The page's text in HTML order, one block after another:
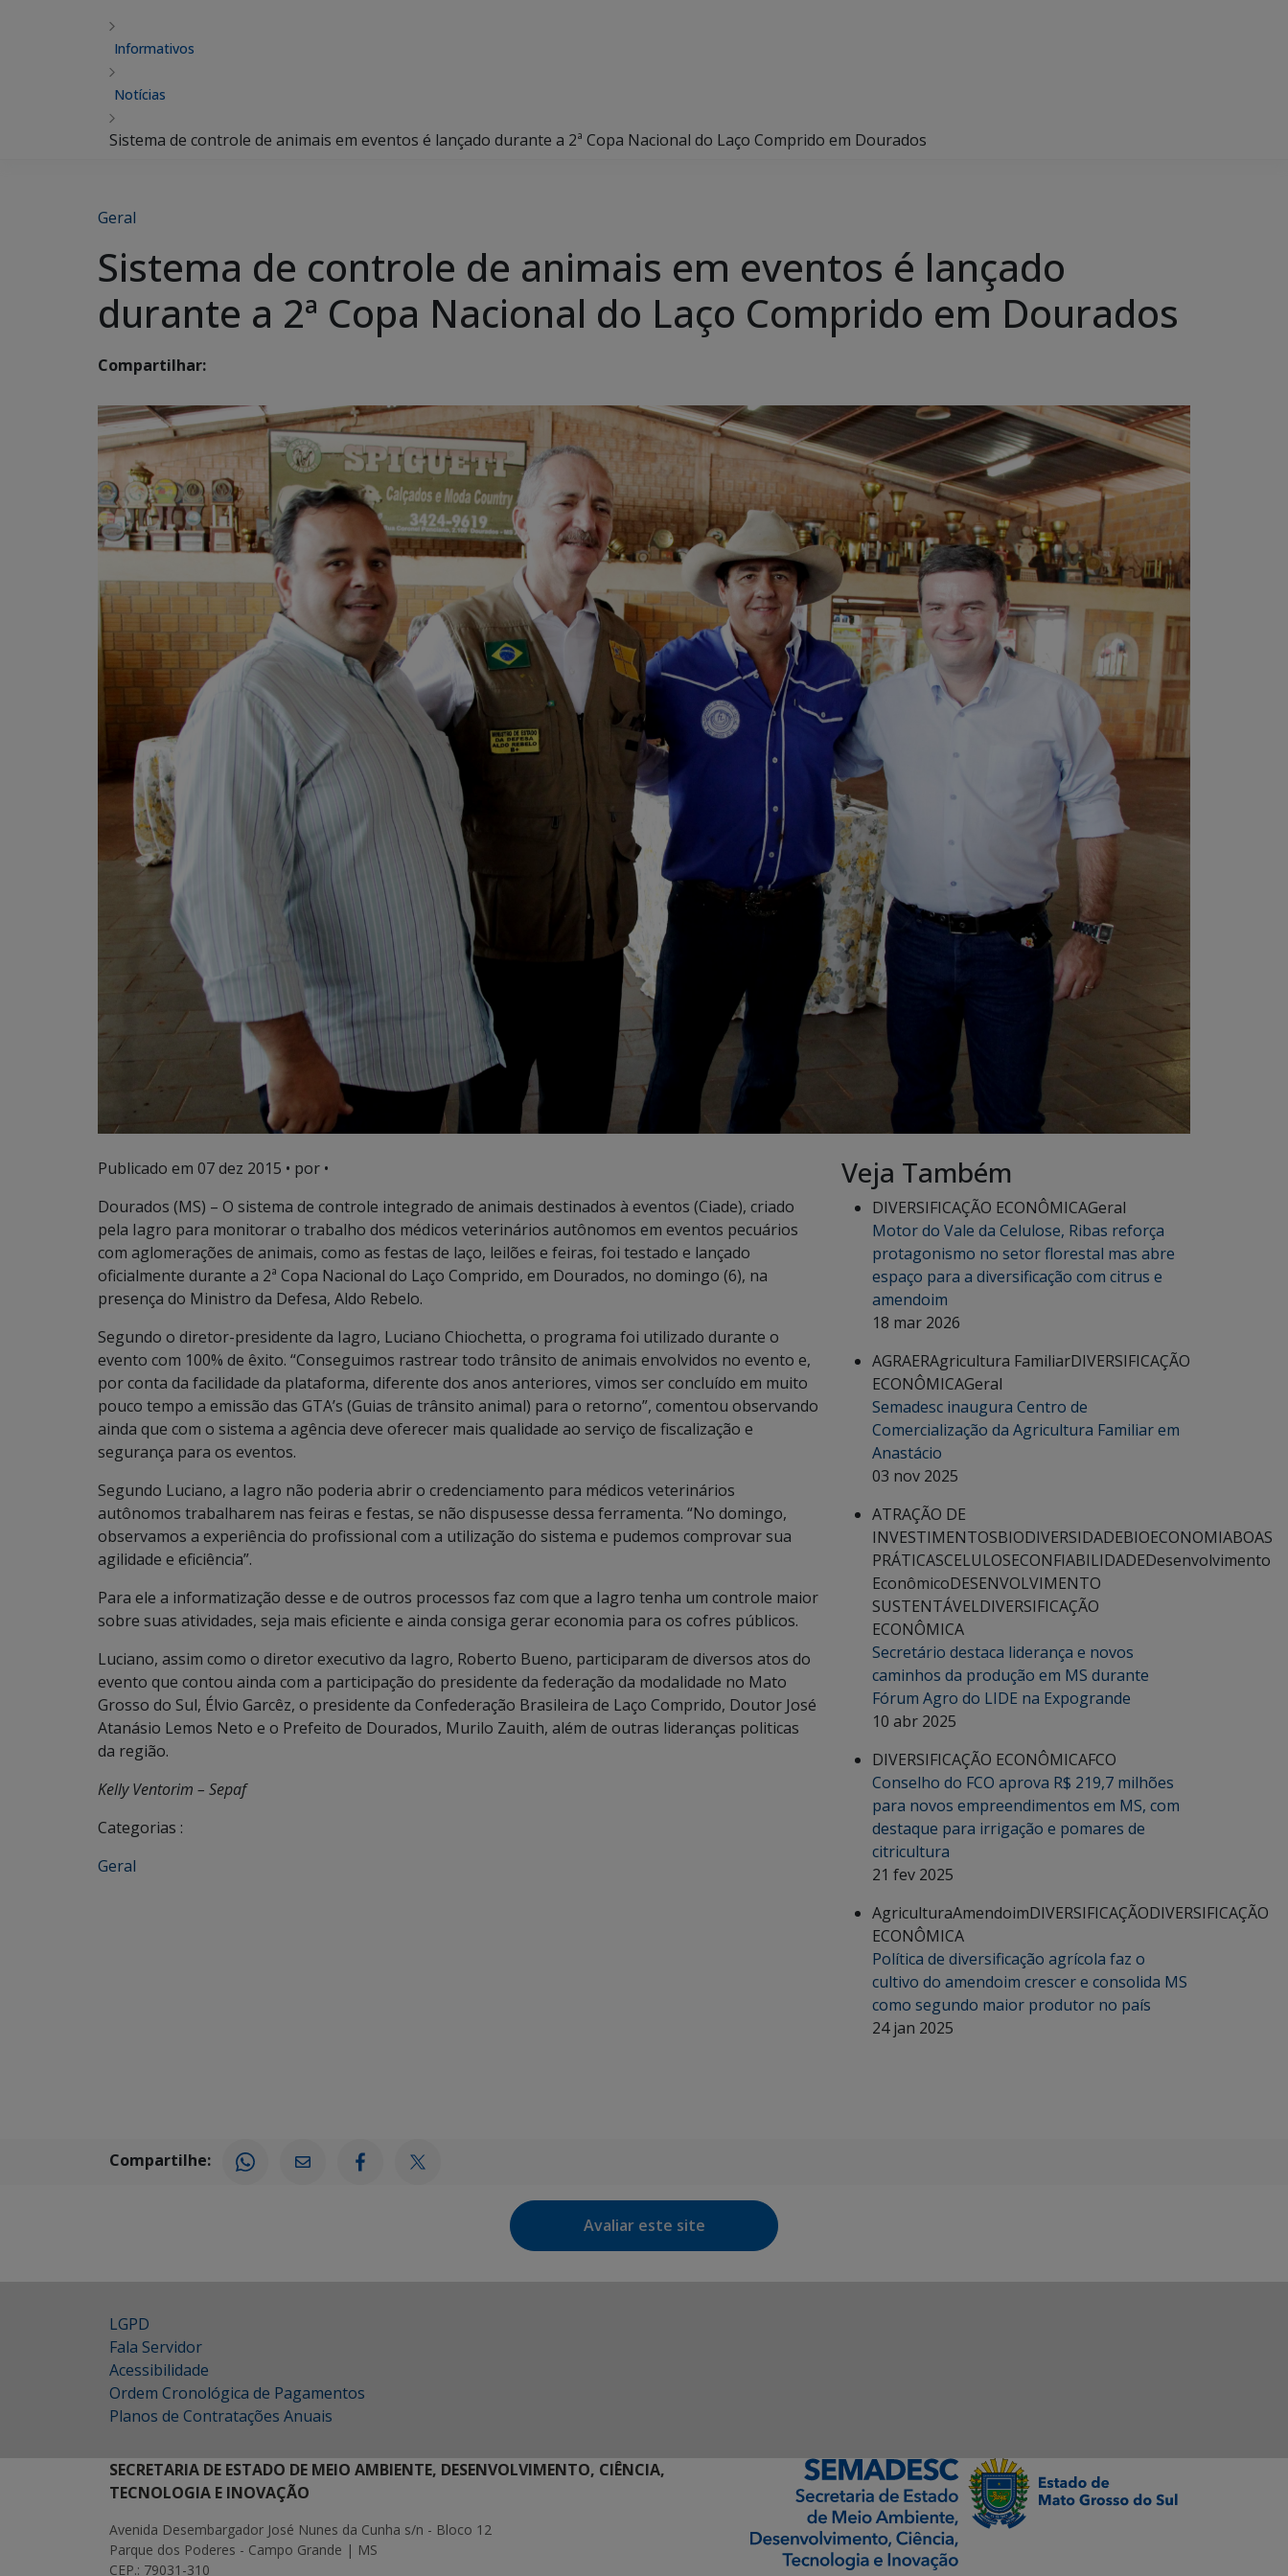
Informativos
Notícias
Sistema de controle de animais em eventos é lançado durante a 2ª Copa Nacional do Laço Comprido em Dourados
Geral
Sistema de controle de animais em eventos é lançado
durante a 2ª Copa Nacional do Laço Comprido em Dourados
Compartilhar:
Publicado em 07 dez 2015 • por •
Dourados (MS) – O sistema de controle integrado de animais destinados à eventos (Ciade), criado
pela Iagro para monitorar o trabalho dos médicos veterinários autônomos em eventos pecuários
com aglomerações de animais, como as festas de laço, leilões e feiras, foi testado e lançado
oficialmente durante a 2ª Copa Nacional do Laço Comprido, em Dourados, no domingo (6), na
presença do Ministro da Defesa, Aldo Rebelo.
Segundo o diretor-presidente da Iagro, Luciano Chiochetta, o programa foi utilizado durante o
evento com 100% de êxito. “Conseguimos rastrear todo trânsito de animais envolvidos no evento e,
por conta da facilidade da plataforma, diferente dos anos anteriores, vimos ser concluído em muito
pouco tempo a emissão das GTA’s (Guias de trânsito animal) para o retorno”, comentou observando
ainda que com o sistema a agência deve oferecer mais qualidade ao serviço de fiscalização e
segurança para os eventos.
Segundo Luciano, a Iagro não poderia abrir o credenciamento para médicos veterinários
autônomos trabalharem nas feiras e festas, se não dispusesse dessa ferramenta. “No domingo,
observamos a experiência do profissional com a utilização do sistema e pudemos comprovar sua
agilidade e eficiência”.
Para ele a informatização desse e de outros processos faz com que a Iagro tenha um controle maior
sobre suas atividades, seja mais eficiente e ainda consiga gerar economia para os cofres públicos.
Luciano, assim como o diretor executivo da Iagro, Roberto Bueno, participaram de diversos atos do
evento que contou ainda com a participação do presidente da federação da modalidade no Mato
Grosso do Sul, Élvio Garcêz, o presidente da Confederação Brasileira de Laço Comprido, Doutor José
Atanásio Lemos Neto e o Prefeito de Dourados, Murilo Zauith, além de outras lideranças politicas
da região.
Kelly Ventorim – Sepaf
Categorias :
Geral
Veja Também
DIVERSIFICAÇÃO ECONÔMICAGeral
Motor do Vale da Celulose, Ribas reforça
protagonismo no setor florestal mas abre
espaço para a diversificação com citrus e
amendoim
18 mar 2026
AGRAERAgricultura FamiliarDIVERSIFICAÇÃO
ECONÔMICAGeral
Semadesc inaugura Centro de
Comercialização da Agricultura Familiar em
Anastácio
03 nov 2025
ATRAÇÃO DE
INVESTIMENTOSBIODIVERSIDADEBIOECONOMIABOAS
PRÁTICASCELULOSECONFIABILIDADEDesenvolvimento
EconômicoDESENVOLVIMENTO
SUSTENTÁVELDIVERSIFICAÇÃO
ECONÔMICA
Secretário destaca liderança e novos
caminhos da produção em MS durante
Fórum Agro do LIDE na Expogrande
10 abr 2025
DIVERSIFICAÇÃO ECONÔMICAFCO
Conselho do FCO aprova R$ 219,7 milhões
para novos empreendimentos em MS, com
destaque para irrigação e pomares de
citricultura
21 fev 2025
AgriculturaAmendoimDIVERSIFICAÇÃODIVERSIFICAÇÃO
ECONÔMICA
Política de diversificação agrícola faz o
cultivo do amendoim crescer e consolida MS
como segundo maior produtor no país
24 jan 2025
Compartilhe:
Avaliar este site
LGPD
Fala Servidor
Acessibilidade
Ordem Cronológica de Pagamentos
Planos de Contratações Anuais
SECRETARIA DE ESTADO DE MEIO AMBIENTE, DESENVOLVIMENTO, CIÊNCIA,
TECNOLOGIA E INOVAÇÃO
Avenida Desembargador José Nunes da Cunha s/n - Bloco 12
Parque dos Poderes - Campo Grande | MS
CEP.: 79031-310